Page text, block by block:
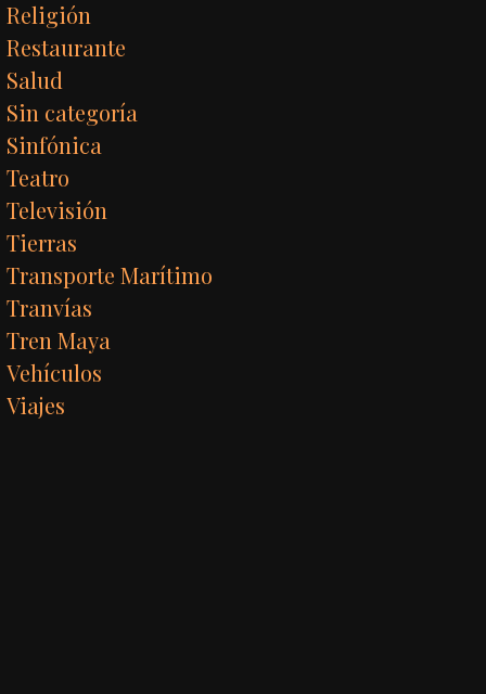
Religión
Restaurante
Salud
Sin categoría
Sinfónica
Teatro
Televisión
Tierras
Transporte Marítimo
Tranvías
Tren Maya
Vehículos
Viajes